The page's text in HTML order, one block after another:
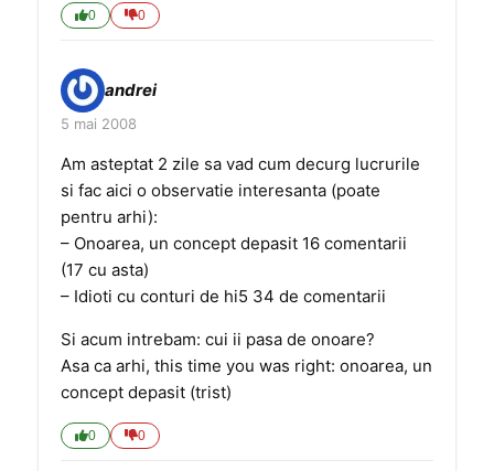
0 0
andrei
5 mai 2008
Am asteptat 2 zile sa vad cum decurg lucrurile
si fac aici o observatie interesanta (poate
pentru arhi):
– Onoarea, un concept depasit 16 comentarii
(17 cu asta)
– Idioti cu conturi de hi5 34 de comentarii
Si acum intrebam: cui ii pasa de onoare?
Asa ca arhi, this time you was right: onoarea, un
concept depasit (trist)
0 0